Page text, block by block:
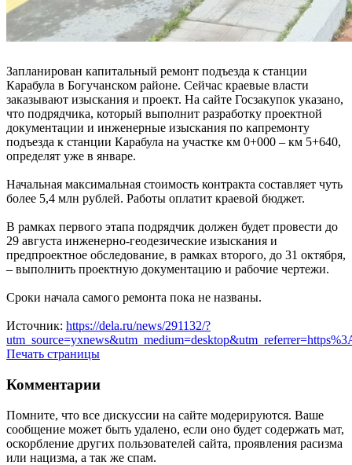
Запланирован капитальный ремонт подъезда к станции
Карабула в Богучанском районе. Сейчас краевые власти
заказывают изыскания и проект. На сайте Госзакупок указано,
что подрядчика, который выполнит разработку проектной
документации и инженерные изыскания по капремонту
подъезда к станции Карабула на участке км 0+000 – км 5+640,
определят уже в январе.
Начальная максимальная стоимость контракта составляет чуть
более 5,4 млн рублей. Работы оплатит краевой бюджет.
В рамках первого этапа подрядчик должен будет провести до
29 августа инженерно-геодезические изыскания и
предпроектное обследование, в рамках второго, до 31 октября,
– выполнить проектную документацию и рабочие чертежи.
Сроки начала самого ремонта пока не названы.
Источник: https://dela.ru/news/291132/?
Печать страницы
Комментарии
Помните, что все дискуссии на сайте модерируются. Ваше
сообщение может быть удалено, если оно будет содержать мат,
оскорбление других пользователей сайта, проявления расизма
или нацизма, а так же спам.